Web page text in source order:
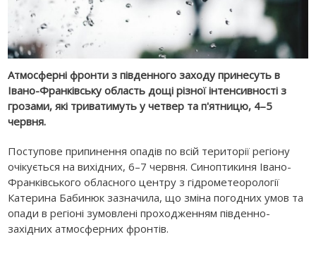
Атмосферні фронти з південного заходу принесуть в
Івано-Франківську область дощі різної інтенсивності з
грозами, які триватимуть у четвер та п'ятницю, 4–5
червня.
Поступове припинення опадів по всій території регіону
очікується на вихідних, 6–7 червня. Синоптикиня Івано-
Франківського обласного центру з гідрометеорології
Катерина Бабинюк зазначила, що зміна погодних умов та
опади в регіоні зумовлені проходженням південно-
західних атмосферних фронтів.